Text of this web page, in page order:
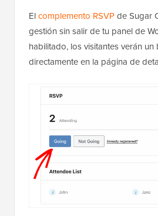
Elcomplemento RSVPde Sugar
gestión sin salir de tu panel de
habilitado, los visitantes verán
directamente en la página de